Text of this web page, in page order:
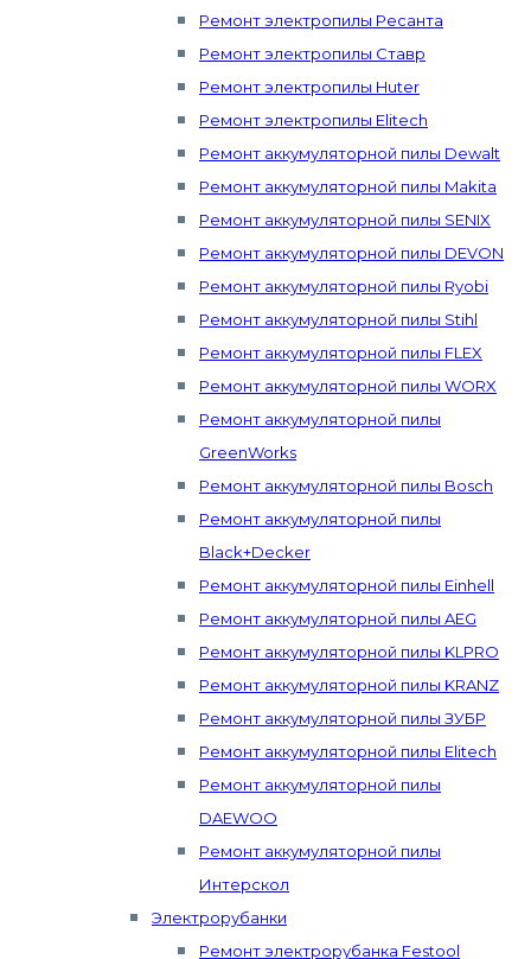
Ремонт электропилы Ресанта
Ремонт электропилы Ставр
Ремонт электропилы Huter
Ремонт электропилы Elitech
Ремонт аккумуляторной пилы Dewalt
Ремонт аккумуляторной пилы Makita
Ремонт аккумуляторной пилы SENIX
Ремонт аккумуляторной пилы DEVON
Ремонт аккумуляторной пилы Ryobi
Ремонт аккумуляторной пилы Stihl
Ремонт аккумуляторной пилы FLEX
Ремонт аккумуляторной пилы WORX
Ремонт аккумуляторной пилы
GreenWorks
Ремонт аккумуляторной пилы Bosch
Ремонт аккумуляторной пилы
Black+Decker
Ремонт аккумуляторной пилы Einhell
Ремонт аккумуляторной пилы AEG
Ремонт аккумуляторной пилы KLPRO
Ремонт аккумуляторной пилы KRANZ
Ремонт аккумуляторной пилы ЗУБР
Ремонт аккумуляторной пилы Elitech
Ремонт аккумуляторной пилы
DAEWOO
Ремонт аккумуляторной пилы
Интерскол
Электрорубанки
Ремонт электрорубанка Festool